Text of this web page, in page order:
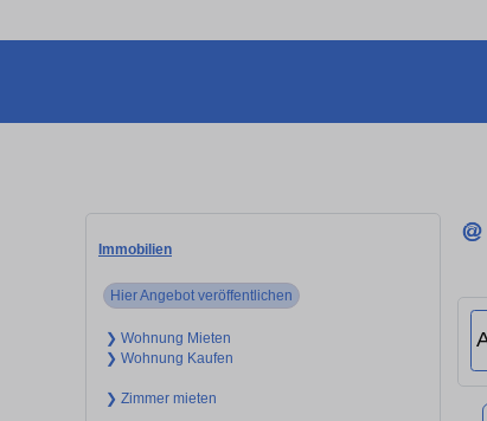
Immobilien
Hier Angebot veröffentlichen
❯ Wohnung Mieten
❯ Wohnung Kaufen
❯ Zimmer mieten